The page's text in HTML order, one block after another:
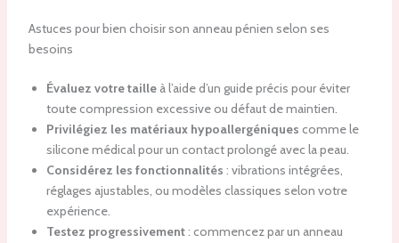
Astuces pour bien choisir son anneau pénien selon ses
besoins
Évaluez votre tailleà l’aide d’un guide précis pour éviter
toute compression excessive ou défaut de maintien.
Privilégiez les matériaux hypoallergéniques comme le
silicone médical pour un contact prolongé avec la peau.
Considérez les fonctionnalités : vibrations intégrées,
réglages ajustables, ou modèles classiques selon votre
expérience.
Testez progressivement: commencez par un anneau